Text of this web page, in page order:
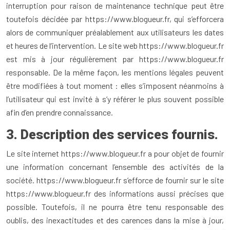
interruption pour raison de maintenance technique peut être
toutefois décidée par https://www.blogueur.fr, qui s’efforcera
alors de communiquer préalablement aux utilisateurs les dates
et heures de l’intervention. Le site web https://www.blogueur.fr
est mis à jour régulièrement par https://www.blogueur.fr
responsable. De la même façon, les mentions légales peuvent
être modifiées à tout moment : elles s’imposent néanmoins à
l’utilisateur qui est invité à s’y référer le plus souvent possible
afin d’en prendre connaissance.
3. Description des services fournis.
Le site internet https://www.blogueur.fr a pour objet de fournir
une information concernant l’ensemble des activités de la
société. https://www.blogueur.fr s’efforce de fournir sur le site
https://www.blogueur.fr des informations aussi précises que
possible. Toutefois, il ne pourra être tenu responsable des
oublis, des inexactitudes et des carences dans la mise à jour,